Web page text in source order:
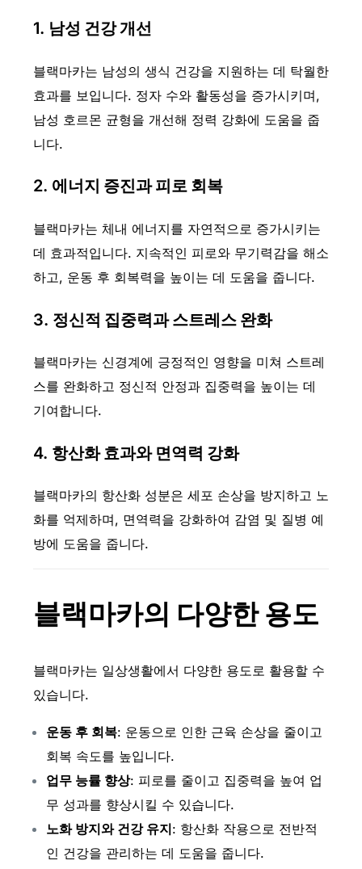
1. 남성 건강 개선
블랙마카는 남성의 생식 건강을 지원하는 데 탁월한
효과를 보입니다. 정자 수와 활동성을 증가시키며,
남성 호르몬 균형을 개선해 정력 강화에 도움을 줍
니다.
2. 에너지 증진과 피로 회복
블랙마카는 체내 에너지를 자연적으로 증가시키는
데 효과적입니다. 지속적인 피로와 무기력감을 해소
하고, 운동 후 회복력을 높이는 데 도움을 줍니다.
3. 정신적 집중력과 스트레스 완화
블랙마카는 신경계에 긍정적인 영향을 미쳐 스트레
스를 완화하고 정신적 안정과 집중력을 높이는 데
기여합니다.
4. 항산화 효과와 면역력 강화
블랙마카의 항산화 성분은 세포 손상을 방지하고 노
화를 억제하며, 면역력을 강화하여 감염 및 질병 예
방에 도움을 줍니다.
블랙마카의 다양한 용도
블랙마카는 일상생활에서 다양한 용도로 활용할 수
있습니다.
운동 후 회복: 운동으로 인한 근육 손상을 줄이고
회복 속도를 높입니다.
업무 능률 향상: 피로를 줄이고 집중력을 높여 업
무 성과를 향상시킬 수 있습니다.
노화 방지와 건강 유지: 항산화 작용으로 전반적
인 건강을 관리하는 데 도움을 줍니다.